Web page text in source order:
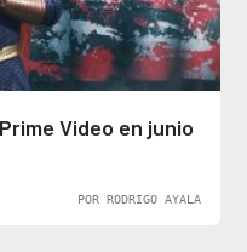
Video en junio
POR RODRIGO AYALA